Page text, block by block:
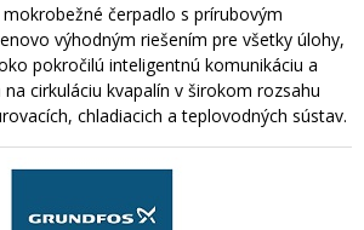
čerpadlo s prírubovým
výhodným riešením pre všetky úlohy,
pokročilú inteligentnú komunikáciu a
na cirkuláciu kvapalín v širokom rozsahu
chladiacich a teplovodných sústav.